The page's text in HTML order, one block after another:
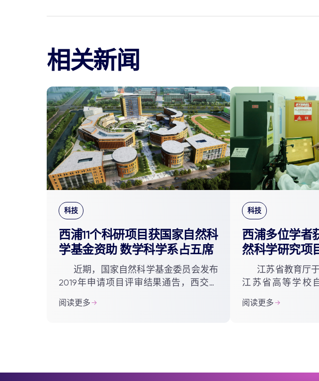
相关新闻
科技
西浦11个科研项目获国家自然科
学基金资助 数学科学系占五席
近期，国家自然科学基金委员会发布
2019年申请项目评审结果通告，西交利
金资助。在立项的11个科研项目中，共有
阅读更多
科技
西浦多位学者
然科学研究项
江苏省教育厅
江苏省高等学校
物浦大学共有四个
阅读更多